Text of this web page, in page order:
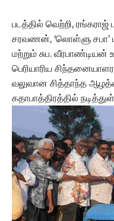
படத்தில் வெற்றி,
சரவணன், ‘லொள்ளு சபா’
மற்றும் சுப. வீரபாண்டியன்
பெரியாரிய
வலுவான சித்தாந்த
கதாபாத்திரத்தில்